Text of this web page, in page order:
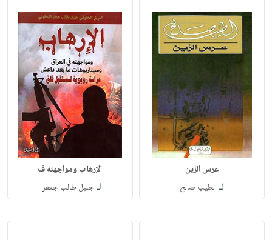
عرس الزين
لـ الطيب صالح
الإرهاب ومواجهته ف
لـجليل طالب جعفر ا